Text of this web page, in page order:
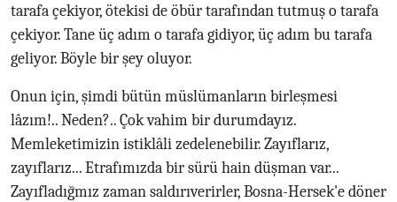
tarafa çekiyor, ötekisi de öbür tarafından tutmuş o tarafa
çekiyor. Tane üç adım o tarafa gidiyor, üç adım bu tarafa
geliyor. Böyle bir şey oluyor.
Onun için, şimdi bütün müslümanların birleşmesi
lâzım!.. Neden?.. Çok vahim bir durumdayız.
Memleketimizin istiklâli zedelenebilir. Zayıflarız,
zayıflarız... Etrafımızda bir sürü hain düşman var...
Zayıfladığmız zaman saldırıverirler, Bosna-Hersek'e döner